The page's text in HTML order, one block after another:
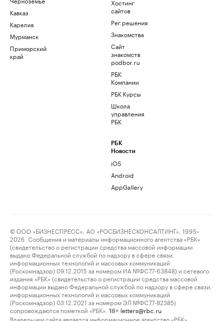
Кавказ
Карелия
Мурманск
Приморский
край
Хостинг
сайтов
Рег.решения
Знакомства
Сайт
знакомств
podbor.ru
РБК
Компании
РБК Курсы
Школа
управления
РБК
РБК
Новости
iOS
Android
AppGallery
© ООО «БИЗНЕСПРЕСС», АО «РОСБИЗНЕСКОНСАЛТИНГ», 1995–
2026. Сообщения и материалы информационного агентства «РБК»
(свидетельство о регистрации средства массовой информации
выдано Федеральной службой по надзору в сфере связи,
информационных технологий и массовых коммуникаций
(Роскомнадзор) 09.12.2015 за номером ИА №ФС77-63848) и сетевого
издания «РБК» (свидетельство о регистрации средства массовой
информации выдано Федеральной службой по надзору в сфере связи,
информационных технологий и массовых коммуникаций
(Роскомнадзор) 03.12.2021 за номером ЭЛ №ФС77-82385)
сопровождаются пометкой «РБК».
18+ letters@rbc.ru
Владельцем сайта является информационное агентство «РБК».